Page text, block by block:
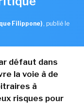
Filippone) , publié le
défaut dans
la voie à de
à
risques pour